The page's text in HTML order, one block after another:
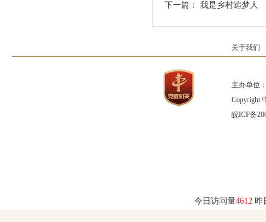
下一篇： 我是乡村追梦人
关于我们
主办单位
Copyright
皖ICP备
今日访问量4612 昨